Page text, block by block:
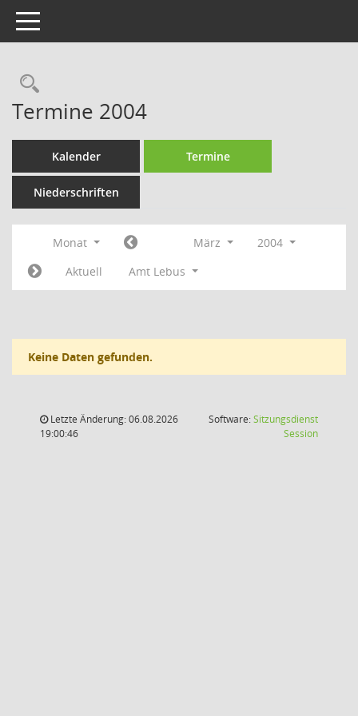
Toggle navigation
Rechercheauswahl
Termine 2004
Kalender Termine
Niederschriften
Monat März
2004
Aktuell
Amt Lebus
Keine Daten gefunden.
Letzte Änderung: 06.08.2026
19:00:46
Software:Sitzungsdienst
Session(Wird in